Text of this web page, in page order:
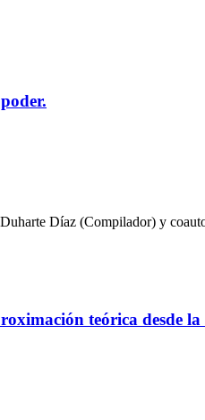
Díaz (Compilador) y
teórica desde la